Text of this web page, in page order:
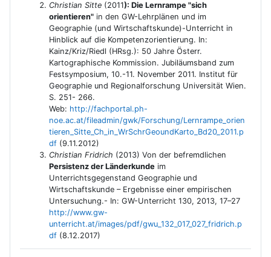
Christian Sitte (2011): Die Lernrampe "sich
orientieren" in den GW-Lehrplänen und im
Geographie (und Wirtschaftskunde)-Unterricht in
Hinblick auf die Kompetenzorientierung. In:
Kainz/Kriz/Riedl (HRsg.): 50 Jahre Österr.
Kartographische Kommission. Jubiläumsband zum
Festsymposium, 10.-11. November 2011. Institut für
Geographie und Regionalforschung Universität Wien.
S. 251- 266.
Web: http://fachportal.ph-
noe.ac.at/fileadmin/gwk/Forschung/Lernrampe_orien
tieren_Sitte_Ch_in_WrSchrGeoundKarto_Bd20_2011.p
df (9.11.2012)
Christian Fridrich (2013) Von der befremdlichen
Persistenz der Länderkunde im
Unterrichtsgegenstand Geographie und
Wirtschaftskunde – Ergebnisse einer empirischen
Untersuchung.- In: GW-Unterricht 130, 2013, 17–27
http://www.gw-
unterricht.at/images/pdf/gwu_132_017_027_fridrich.p
df (8.12.2017)